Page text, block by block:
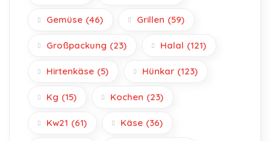
Gemüse (46) Grillen (59)
Großpackung (23) Halal (121)
Hirtenkäse (5) Hünkar (123)
Kg (15) Kochen (23)
Kw21 (61) Käse (36)